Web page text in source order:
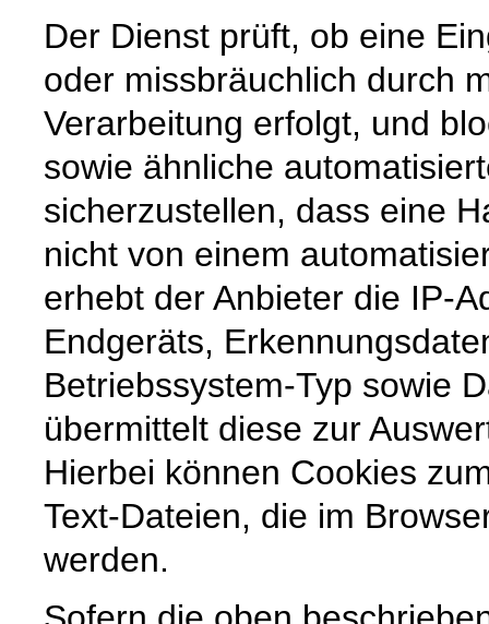
Der Dienst prüft, ob eine
oder missbräuchlich durch
Verarbeitung erfolgt, und
sowie ähnliche
sicherzustellen, dass eine
nicht von einem
erhebt der Anbieter die IP-
Endgeräts,
Betriebssystem-Typ sowie
übermittelt diese zur
Hierbei können Cookies
Text-Dateien, die im
werden.